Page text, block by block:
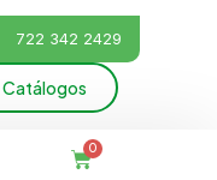
722 342 2429
Catálogos
0